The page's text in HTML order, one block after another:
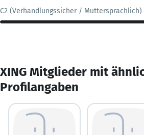
C2 (Verhandlungssicher / Muttersprachlich)
XING Mitglieder mit
Profilangaben